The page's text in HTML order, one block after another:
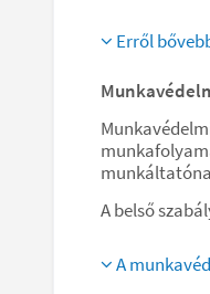
Erről
A belső
A